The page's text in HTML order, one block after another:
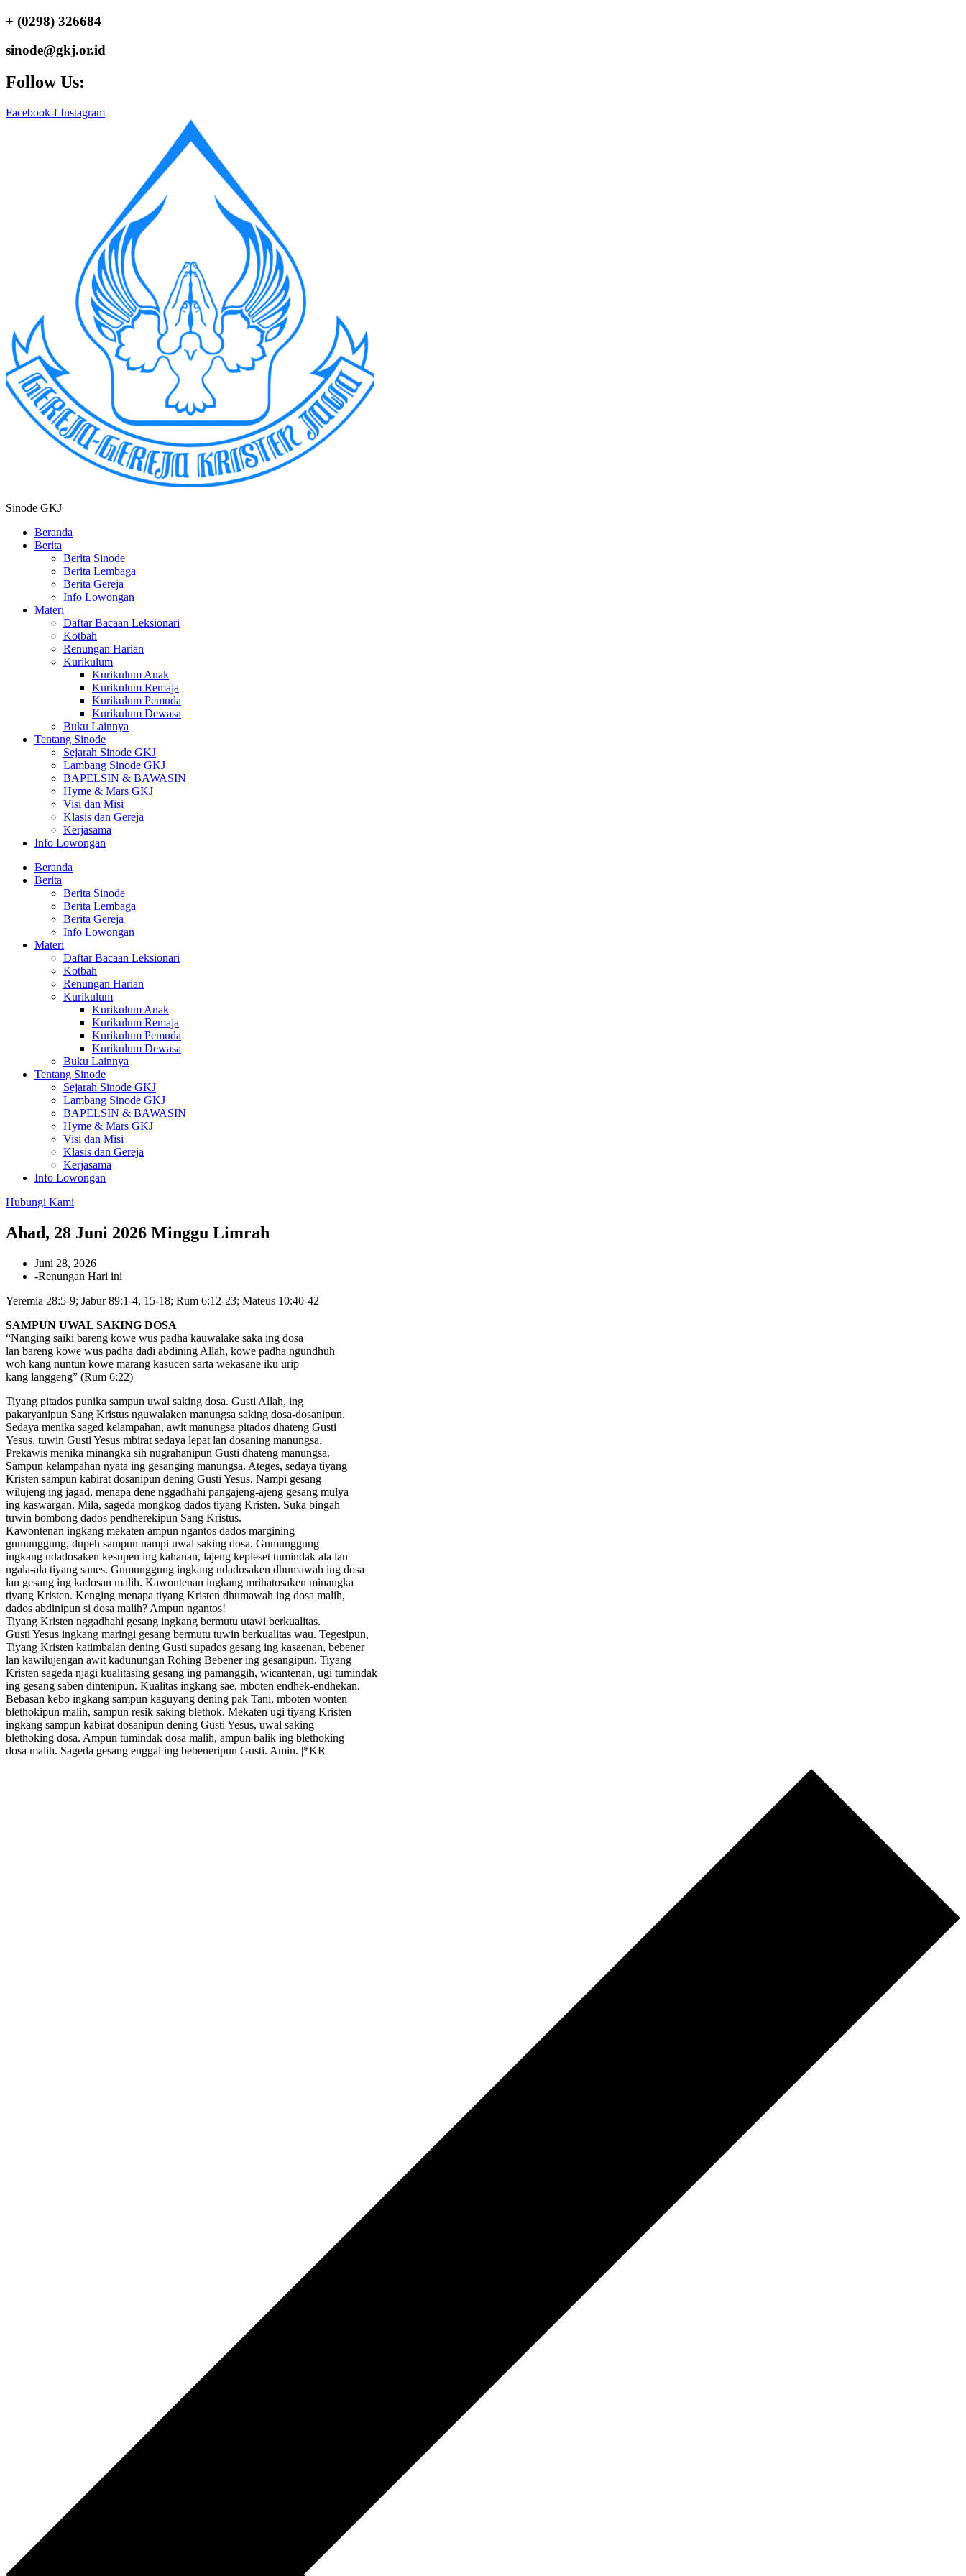
+ (0298) 326684
sinode@gkj.or.id
Follow Us:
Facebook-f Instagram
Sinode GKJ
Beranda
Berita
Berita Sinode
Berita Lembaga
Berita Gereja
Info Lowongan
Materi
Daftar Bacaan Leksionari
Kotbah
Renungan Harian
Kurikulum
Kurikulum Anak
Kurikulum Remaja
Kurikulum Pemuda
Kurikulum Dewasa
Buku Lainnya
Tentang Sinode
Sejarah Sinode GKJ
Lambang Sinode GKJ
BAPELSIN & BAWASIN
Hyme & Mars GKJ
Visi dan Misi
Klasis dan Gereja
Kerjasama
Info Lowongan
Beranda
Berita
Berita Sinode
Berita Lembaga
Berita Gereja
Info Lowongan
Materi
Daftar Bacaan Leksionari
Kotbah
Renungan Harian
Kurikulum
Kurikulum Anak
Kurikulum Remaja
Kurikulum Pemuda
Kurikulum Dewasa
Buku Lainnya
Tentang Sinode
Sejarah Sinode GKJ
Lambang Sinode GKJ
BAPELSIN & BAWASIN
Hyme & Mars GKJ
Visi dan Misi
Klasis dan Gereja
Kerjasama
Info Lowongan
Hubungi Kami
Ahad, 28 Juni 2026 Minggu Limrah
Juni 28, 2026
-Renungan Hari ini
Yeremia 28:5-9; Jabur 89:1-4, 15-18; Rum 6:12-23; Mateus 10:40-42
SAMPUN UWAL SAKING DOSA
“Nanging saiki bareng kowe wus padha kauwalake saka ing dosa
lan bareng kowe wus padha dadi abdining Allah, kowe padha ngundhuh
woh kang nuntun kowe marang kasucen sarta wekasane iku urip
kang langgeng” (Rum 6:22)
Tiyang pitados punika sampun uwal saking dosa. Gusti Allah, ing
pakaryanipun Sang Kristus nguwalaken manungsa saking dosa-dosanipun.
Sedaya menika saged kelampahan, awit manungsa pitados dhateng Gusti
Yesus, tuwin Gusti Yesus mbirat sedaya lepat lan dosaning manungsa.
Prekawis menika minangka sih nugrahanipun Gusti dhateng manungsa.
Sampun kelampahan nyata ing gesanging manungsa. Ateges, sedaya tiyang
Kristen sampun kabirat dosanipun dening Gusti Yesus. Nampi gesang
wilujeng ing jagad, menapa dene nggadhahi pangajeng-ajeng gesang mulya
ing kaswargan. Mila, sageda mongkog dados tiyang Kristen. Suka bingah
tuwin bombong dados pendherekipun Sang Kristus.
Kawontenan ingkang mekaten ampun ngantos dados margining
gumunggung, dupeh sampun nampi uwal saking dosa. Gumunggung
ingkang ndadosaken kesupen ing kahanan, lajeng kepleset tumindak ala lan
ngala-ala tiyang sanes. Gumunggung ingkang ndadosaken dhumawah ing dosa
lan gesang ing kadosan malih. Kawontenan ingkang mrihatosaken minangka
tiyang Kristen. Kenging menapa tiyang Kristen dhumawah ing dosa malih,
dados abdinipun si dosa malih? Ampun ngantos!
Tiyang Kristen nggadhahi gesang ingkang bermutu utawi berkualitas.
Gusti Yesus ingkang maringi gesang bermutu tuwin berkualitas wau. Tegesipun,
Tiyang Kristen katimbalan dening Gusti supados gesang ing kasaenan, bebener
lan kawilujengan awit kadunungan Rohing Bebener ing gesangipun. Tiyang
Kristen sageda njagi kualitasing gesang ing pamanggih, wicantenan, ugi tumindak
ing gesang saben dintenipun. Kualitas ingkang sae, mboten endhek-endhekan.
Bebasan kebo ingkang sampun kaguyang dening pak Tani, mboten wonten
blethokipun malih, sampun resik saking blethok. Mekaten ugi tiyang Kristen
ingkang sampun kabirat dosanipun dening Gusti Yesus, uwal saking
blethoking dosa. Ampun tumindak dosa malih, ampun balik ing blethoking
dosa malih. Sageda gesang enggal ing bebeneripun Gusti. Amin. |*KR